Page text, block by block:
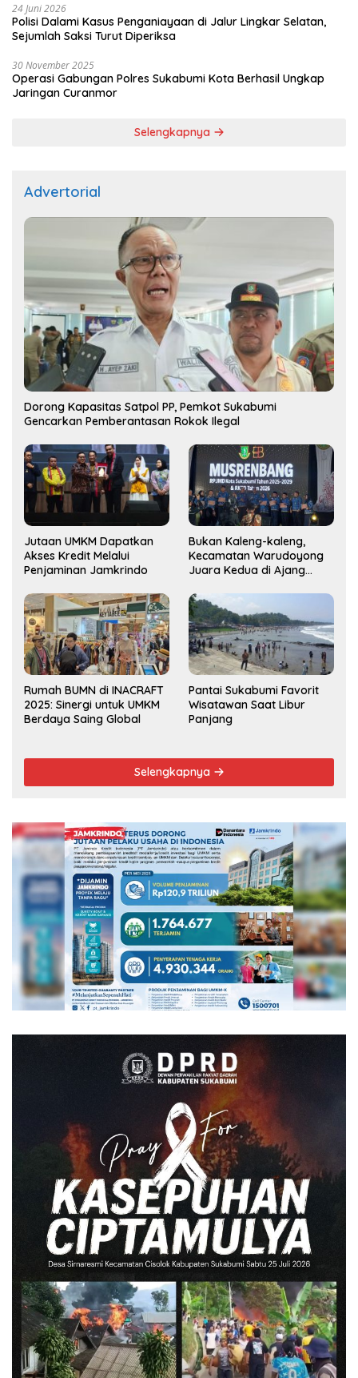
24 Juni 2026
Polisi Dalami Kasus Penganiayaan di Jalur Lingkar Selatan,
Sejumlah Saksi Turut Diperiksa
30 November 2025
Operasi Gabungan Polres Sukabumi Kota Berhasil Ungkap
Jaringan Curanmor
Selengkapnya
Advertorial
Dorong Kapasitas Satpol PP, Pemkot Sukabumi
Gencarkan Pemberantasan Rokok Ilegal
Jutaan UMKM Dapatkan
Akses Kredit Melalui
Penjaminan Jamkrindo
Bukan Kaleng-kaleng,
Kecamatan Warudoyong
Juara Kedua di Ajang
2025
Rumah BUMN di INACRAFT
2025: Sinergi untuk UMKM
Berdaya Saing Global
Pantai Sukabumi Favorit
Wisatawan Saat Libur
Panjang
Selengkapnya